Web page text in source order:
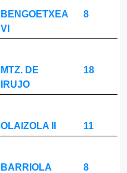
BENGOETXEA
VI
8
MTZ. DE
IRUJO
18
OLAIZOLA II 11
BARRIOLA 8